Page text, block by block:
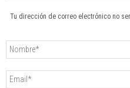
Tu dirección de correo electrónico no